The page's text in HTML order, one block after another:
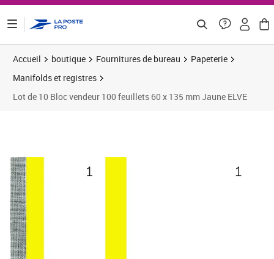
Accueil boutique Fournitures de bureau
Papeterie
Manifolds et registres
Lot de 10 Bloc vendeur 100 feuillets 60 x 135 mm Jaune ELVE